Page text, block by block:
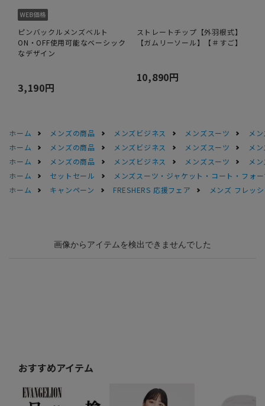
ピンバックルメンズベルト
ON・OFF使用可能なベーシック
なデザイン
3,190円
ストレートチップ【外羽根式】
【ガムリーソール】【＃すご】
10,890円
ホーム メンズの商品 メンズビジネス メンズスーツ
メ
ホーム
メンズの商品 メンズビジネス メンズスーツ
メ
ホーム
メンズの商品 メンズビジネス メンズスーツ
メ
ホーム
セットセール
メンズスーツ・ジャケット・コート・フォ
ホーム
キャンペーン FRESHERS 応援フェア メンズ フレッ